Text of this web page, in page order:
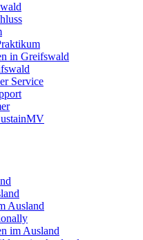
in Greifswald
Service
Ausland
im Ausland